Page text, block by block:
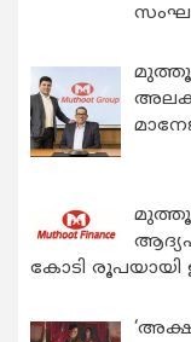
കോടി രൂപയായി